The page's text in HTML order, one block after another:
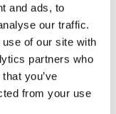
and ads, to
our traffic.
of our site with
partners who
you’ve
from your use